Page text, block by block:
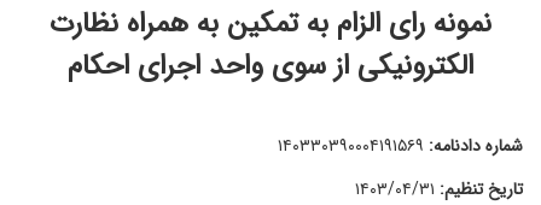
نمونه رای الزام به تمکین به همراه نظارت
الکترونیکی از سوی واحد اجرای احکام
شماره دادنامه:
تاریخ تنظیم: